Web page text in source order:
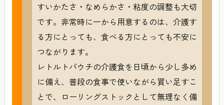
すいかたさ・なめらかさ・粘度の調整も大切
です。非常時に一から用意するのは、介護す
る方にとっても、食べる方にとっても不安に
つながります。
レトルトパウチの介護食を日頃から少し多め
に備え、普段の食事で使いながら買い足すこ
とで、ローリングストックとして無理なく備